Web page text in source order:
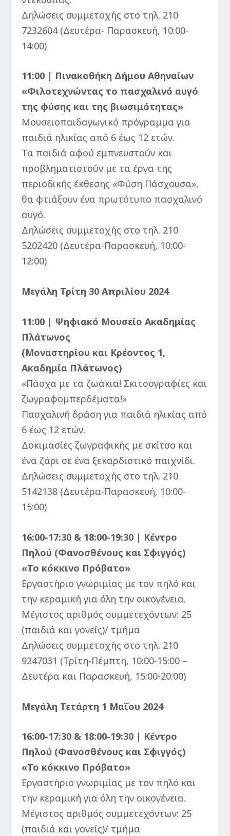
Δηλώσεις συμμετοχής στο τηλ. 210
7232604 (Δευτέρα- Παρασκευή, 10:00-
14:00)
11:00 | Πινακοθήκη Δήμου Αθηναίων
«Φιλοτεχνώντας το πασχαλινό αυγό
της φύσης και της βιωσιμότητας»
Μουσειοπαιδαγωγικό πρόγραμμα για
παιδιά ηλικίας από 6 έως 12 ετών.
Τα παιδιά αφού εμπνευστούν και
προβληματιστούν με τα έργα της
περιοδικής έκθεσης «Φύση Πάσχουσα»,
θα φτιάξουν ένα πρωτότυπο πασχαλινό
αυγό.
Δηλώσεις συμμετοχής στο τηλ. 210
5202420 (Δευτέρα-Παρασκευή, 10:00-
12:00)
Μεγάλη Τρίτη 30 Απριλίου 2024
11:00 | Ψηφιακό Μουσείο Ακαδημίας
Πλάτωνος
(Μοναστηρίου και Κρέοντος 1,
Ακαδημία Πλάτωνος)
«Πάσχα με τα ζωάκια! Σκιτσογραφίες και
ζωγραφομπερδέματα!»
Πασχαλινή δράση για παιδιά ηλικίας από
6 έως 12 ετών.
Δοκιμασίες ζωγραφικής με σκίτσο και
ένα ζάρι σε ένα ξεκαρδιστικό παιχνίδι.
Δηλώσεις συμμετοχής στο τηλ. 210
5142138 (Δευτέρα-Παρασκευή, 10:00-
15:00)
16:00-17:30 & 18:00-19:30 | Κέντρο
Πηλού (Φανοσθένους και Σφιγγός)
«Το κόκκινο Πρόβατο»
Εργαστήριο γνωριμίας με τον πηλό και
την κεραμική για όλη την οικογένεια.
Μέγιστος αριθμός συμμετεχόντων: 25
(παιδιά και γονείς)/ τμήμα
Δηλώσεις συμμετοχής στο τηλ. 210
9247031 (Τρίτη-Πέμπτη, 10:00-15:00 –
Δευτέρα και Παρασκευή, 15:00-20:00)
Μεγάλη Τετάρτη 1 Μαΐου 2024
16:00-17:30 & 18:00-19:30 | Κέντρο
Πηλού (Φανοσθένους και Σφιγγός)
«Το κόκκινο Πρόβατο»
Εργαστήριο γνωριμίας με τον πηλό και
την κεραμική για όλη την οικογένεια.
Μέγιστος αριθμός συμμετεχόντων: 25
(παιδιά και γονείς)/ τμήμα